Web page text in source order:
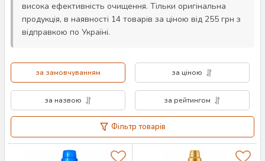
висока ефективність очищення. Тільки оригінальна
продукція, в наявності 14 товарів за ціною від 255 грн з
відправкою по Україні.
за замовчуванням за ціною
за назвою за рейтингом
Фільтр товарів